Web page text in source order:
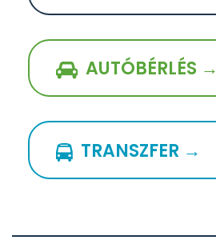
AUTÓBÉRLÉS →
TRANSZFER →